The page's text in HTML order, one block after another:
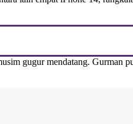
gugur mendatang. Gurman